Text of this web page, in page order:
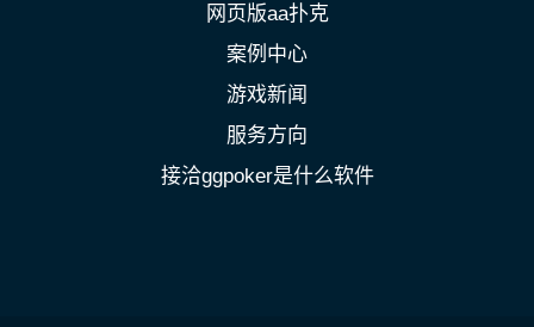
网页版aa扑克
案例中心
游戏新闻
服务方向
接洽ggpoker是什么软件